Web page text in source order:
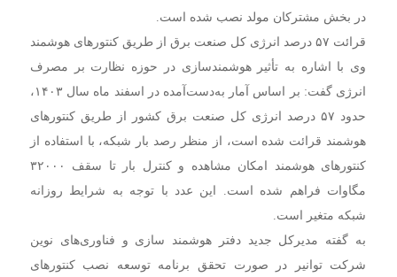
در بخش مشترکان مولد نصب شده است.
قرائت ۵۷ درصد انرژی کل صنعت برق از طریق کنتورهای هوشمند
وی با اشاره به تأثیر هوشمندسازی در حوزه نظارت بر مصرف
انرژی گفت: بر اساس آمار به‌دست‌آمده در اسفند ماه سال ۱۴۰۳،
حدود ۵۷ درصد انرژی کل صنعت برق کشور از طریق کنتورهای
هوشمند قرائت شده است، از منظر رصد بار شبکه، با استفاده از
کنتورهای هوشمند امکان مشاهده و کنترل بار تا سقف ۳۲۰۰۰
مگاوات فراهم شده است. این عدد با توجه به شرایط روزانه
شبکه متغیر است.
به گفته مدیرکل جدید دفتر هوشمند سازی و فناوری‌های نوین
شرکت توانیر در صورت تحقق برنامه توسعه نصب کنتورهای